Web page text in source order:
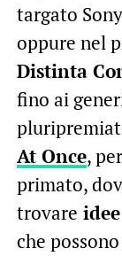
targato
oppure nel
Distinta
fino ai
At Once,
primato,
trovare
che